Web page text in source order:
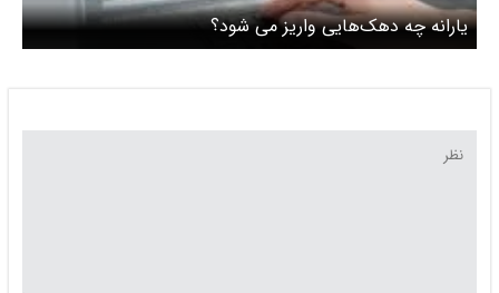
یارانه چه دهک‌هایی واریز می شود؟